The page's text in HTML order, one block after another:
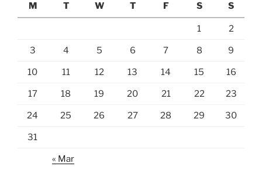
M
T W T F S S
1 2
3 4 5 6 7 8 9
10 11 12 13 14 15 16
17 18 19 20 21 22 23
24 25 26 27 28 29 30
31
« Mar